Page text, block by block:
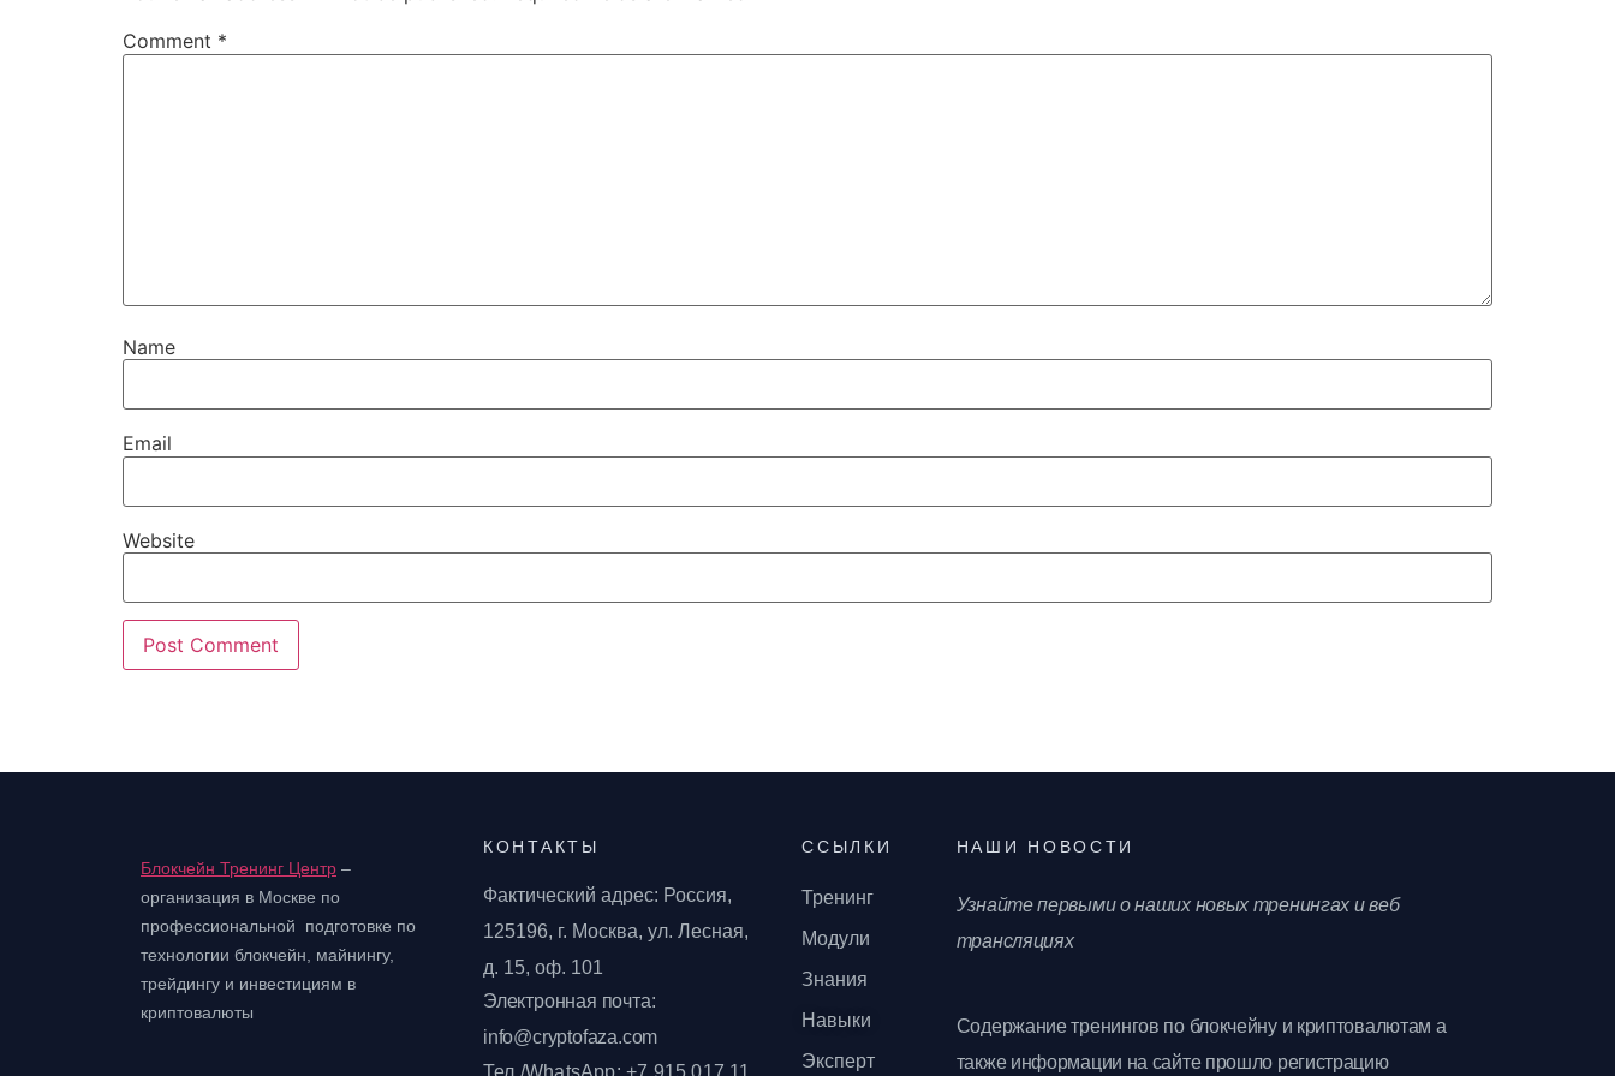
Comment *
Name
Email
Website
Блокчейн Тренинг Центр –
организация в Москве по
профессиональной подготовке по
технологии блокчейн, майнингу,
трейдингу и инвестициям в
криптовалюты
КОНТАКТЫ
Фактический адрес: Россия,
125196, г. Москва, ул. Лесная,
д. 15, оф. 101
Электронная почта:
info@cryptofaza.com
Тел./WhatsApp: +7 915 017 11
ССЫЛКИ
Тренинг
Модули
Знания
Навыки
Эксперт
НАШИ НОВОСТИ
Узнайте первыми о наших новых тренингах и веб
трансляциях
Содержание тренингов по блокчейну и криптовалютам а
также информации на сайте прошло регистрацию